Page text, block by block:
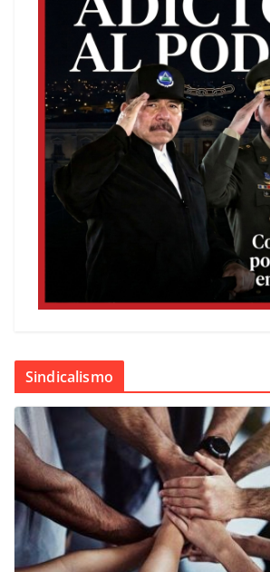
Sindicalismo